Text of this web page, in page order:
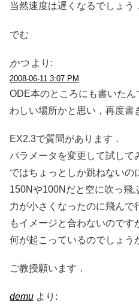
当然速度は遅くなるでしょう．
でむ
かつ より:
2008-06-11 3:07 PM
ODE本のところにも書いた
わしい場所かと思い，再度書
EX2.3で質問があります．
パラメータを変更して試して
ではちょっとしか跳ねないの
150Nや100Nだと空に吹っ飛
力が小さくなったのに飛んで
もイメージと合わないのです
何が起こっているのでしょう
ご教授願います．
demu より: